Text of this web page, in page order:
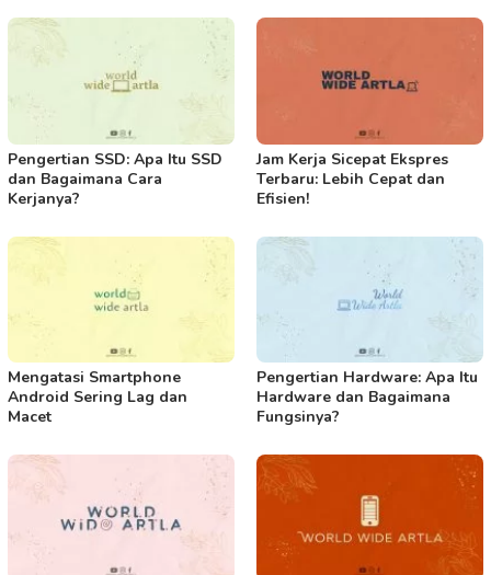
Pengertian SSD: Apa Itu SSD
dan Bagaimana Cara
Kerjanya?
Jam Kerja Sicepat Ekspres
Terbaru: Lebih Cepat dan
Efisien!
Mengatasi Smartphone
Android Sering Lag dan
Macet
Pengertian Hardware: Apa Itu
Hardware dan Bagaimana
Fungsinya?